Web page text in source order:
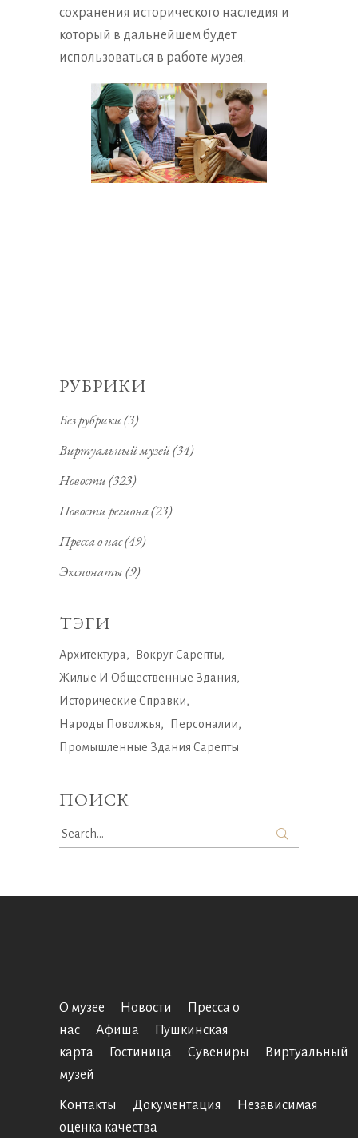
сохранения исторического наследия и
который в дальнейшем будет
использоваться в работе музея.
РУБРИКИ
Без рубрики(3)
Виртуальный музей(34)
Новости(323)
Новости региона(23)
Пресса о нас(49)
Экспонаты(9)
ТЭГИ
Архитектура
Вокруг Сарепты
Жилые И Общественные Здания
Исторические Справки
Народы Поволжья
Персоналии
Промышленные Здания Сарепты
ПОИСК
Search
О музее Новости
Пресса о
нас
Афиша
Пушкинская
карта
Гостиница Сувениры
Виртуальный
музей
Контакты Документация
Независимая
оценка качества